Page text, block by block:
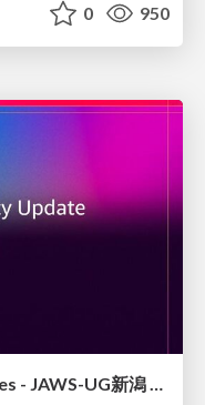
0 950
JAWS/AWS Community Updates - JAWS-UG新潟 #29